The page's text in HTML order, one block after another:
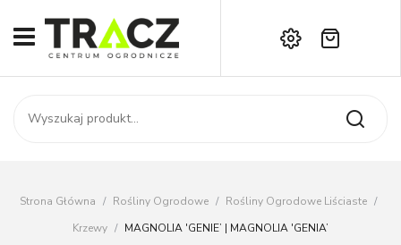
START
SKLEP
AKTUALNOŚCI
Kontakt
Brak produktów w koszyku.
Strona Główna / Rośliny Ogrodowe / Rośliny Ogrodowe Liściaste /
Krzewy / MAGNOLIA 'GENIE’ | MAGNOLIA 'GENIA’